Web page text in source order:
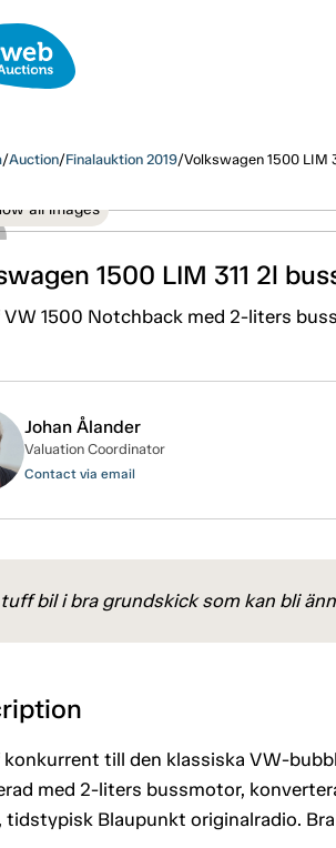
/Auction/Finalauktion 2019/Volkswagen 1500 LIM
all images
1500 LIM 311 2l
1500 Notchback med 2-liters
Johan Ålander
Valuation Coordinator
Contact via email
tuff bil i bra grundskick som kan bli
till den klassiska VW-
med 2-liters bussmotor,
Blaupunkt originalradio.